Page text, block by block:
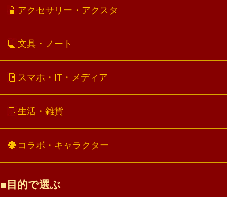
アクセサリー・アクスタ
文具・ノート
スマホ・IT・メディア
生活・雑貨
コラボ・キャラクター
目的で選ぶ